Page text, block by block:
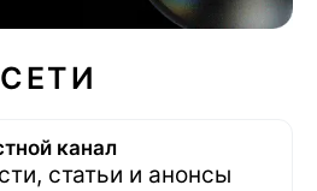
канал
статьи и анонсы